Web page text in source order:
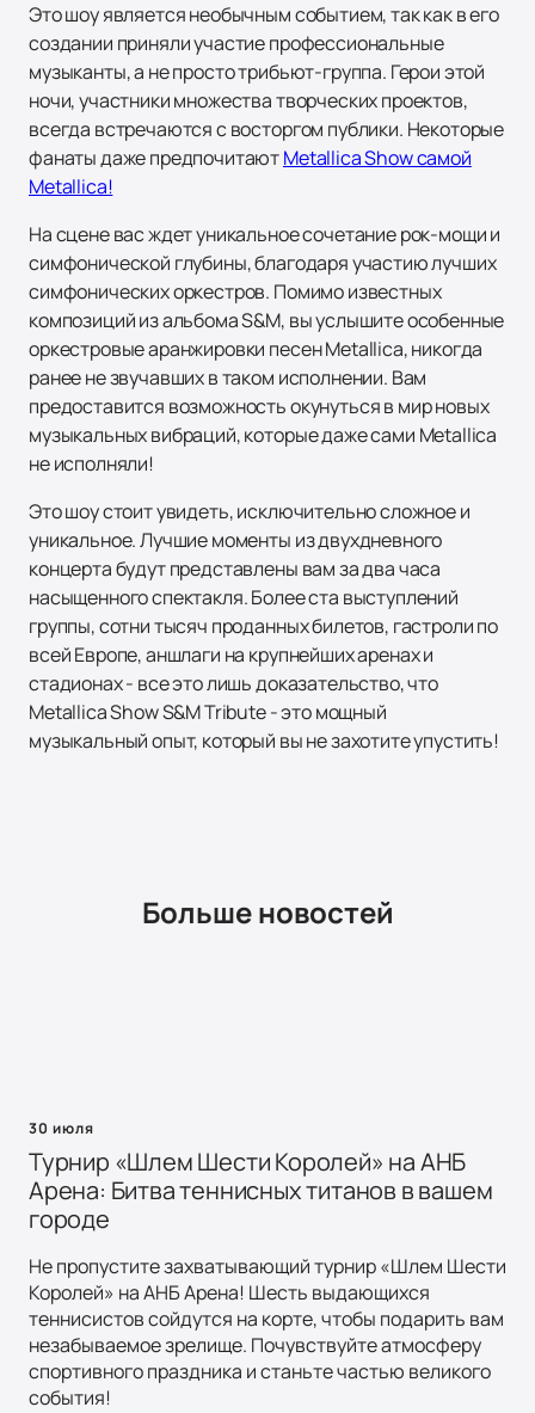
Это шоу является необычным событием, так как в его
создании приняли участие профессиональные
музыканты, а не просто трибьют-группа. Герои этой
ночи, участники множества творческих проектов,
всегда встречаются с восторгом публики. Некоторые
фанаты даже предпочитаютMetallica Show самой
Metallica!
На сцене вас ждет уникальное сочетание рок-мощи и
симфонической глубины, благодаря участию лучших
симфонических оркестров. Помимо известных
композиций из альбома S&M, вы услышите особенные
оркестровые аранжировки песен Metallica, никогда
ранее не звучавших в таком исполнении. Вам
предоставится возможность окунуться в мир новых
музыкальных вибраций, которые даже сами Metallica
не исполняли!
Это шоу стоит увидеть, исключительно сложное и
уникальное. Лучшие моменты из двухдневного
концерта будут представлены вам за два часа
насыщенного спектакля. Более ста выступлений
группы, сотни тысяч проданных билетов, гастроли по
всей Европе, аншлаги на крупнейших аренах и
стадионах - все это лишь доказательство, что
Metallica Show S&M Tribute - это мощный
музыкальный опыт, который вы не захотите упустить!
Больше новостей
30 июля
Турнир «Шлем Шести Королей» на АНБ
Арена: Битва теннисных титанов в вашем
городе
Не пропустите захватывающий турнир «Шлем Шести
Королей» на АНБ Арена! Шесть выдающихся
теннисистов сойдутся на корте, чтобы подарить вам
незабываемое зрелище. Почувствуйте атмосферу
спортивного праздника и станьте частью великого
события!